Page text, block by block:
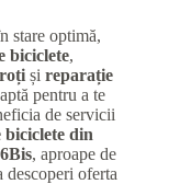
stare optimă,
biciclete,
și reparație
pentru a te
de servicii
biciclete din
, aproape de
descoperi oferta